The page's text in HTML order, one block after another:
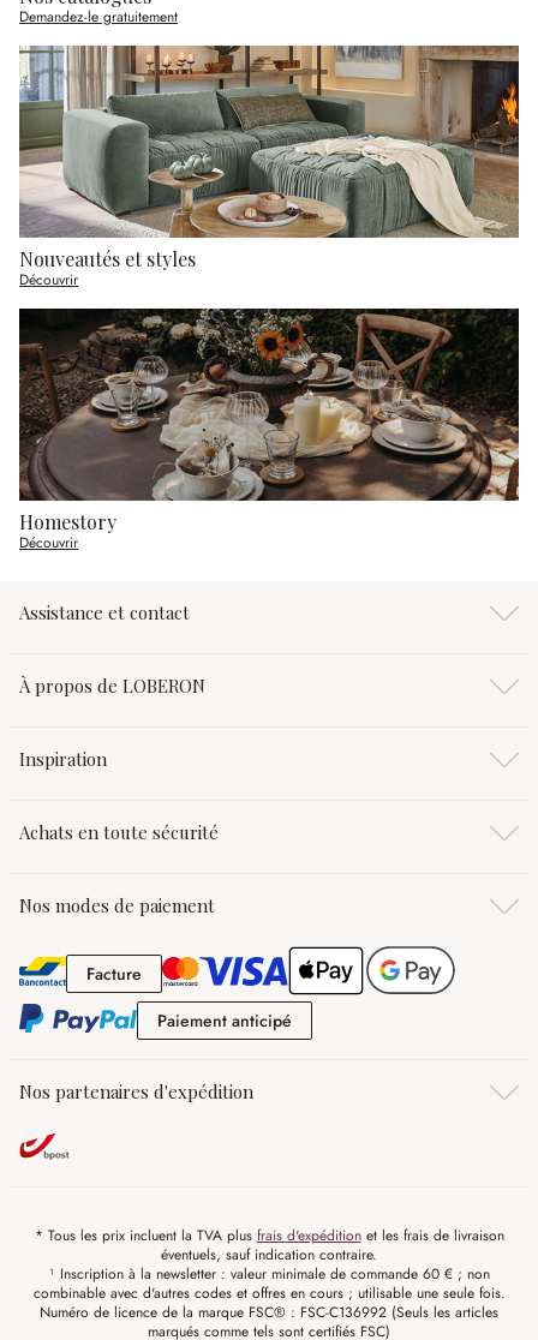
Demandez-le gratuitement
Nouveautés et styles
Découvrir
Homestory
Découvrir
Assistance et contact
À propos de LOBERON
Inspiration
Achats en toute sécurité
Nos modes de paiement
FactureFacture
Paiement anticipé
Nos partenaires d'expédition
* Tous les prix incluent la TVA plus frais d'expéditionet les frais de livraison
éventuels, sauf indication contraire.
¹ Inscription à la newsletter : valeur minimale de commande 60 € ; non
combinable avec d'autres codes et offres en cours ; utilisable une seule fois.
Numéro de licence de la marque FSC® : FSC-C136992 (Seuls les articles
marqués comme tels sont certifiés FSC)